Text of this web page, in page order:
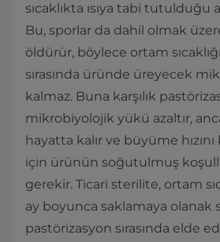
sıcaklıkta ısıya tabi tutulduğu
Bu, sporlar da dahil olmak
öldürür, böylece ortam
sırasında üründe üreyecek
kalmaz. Buna karşılık
mikrobiyolojik yükü azaltır,
hayatta kalır ve büyüme
için ürünün soğutulmuş
gerekir. Ticari sterilite, ortam
ay boyunca saklamaya olanak
pastörizasyon sırasında elde